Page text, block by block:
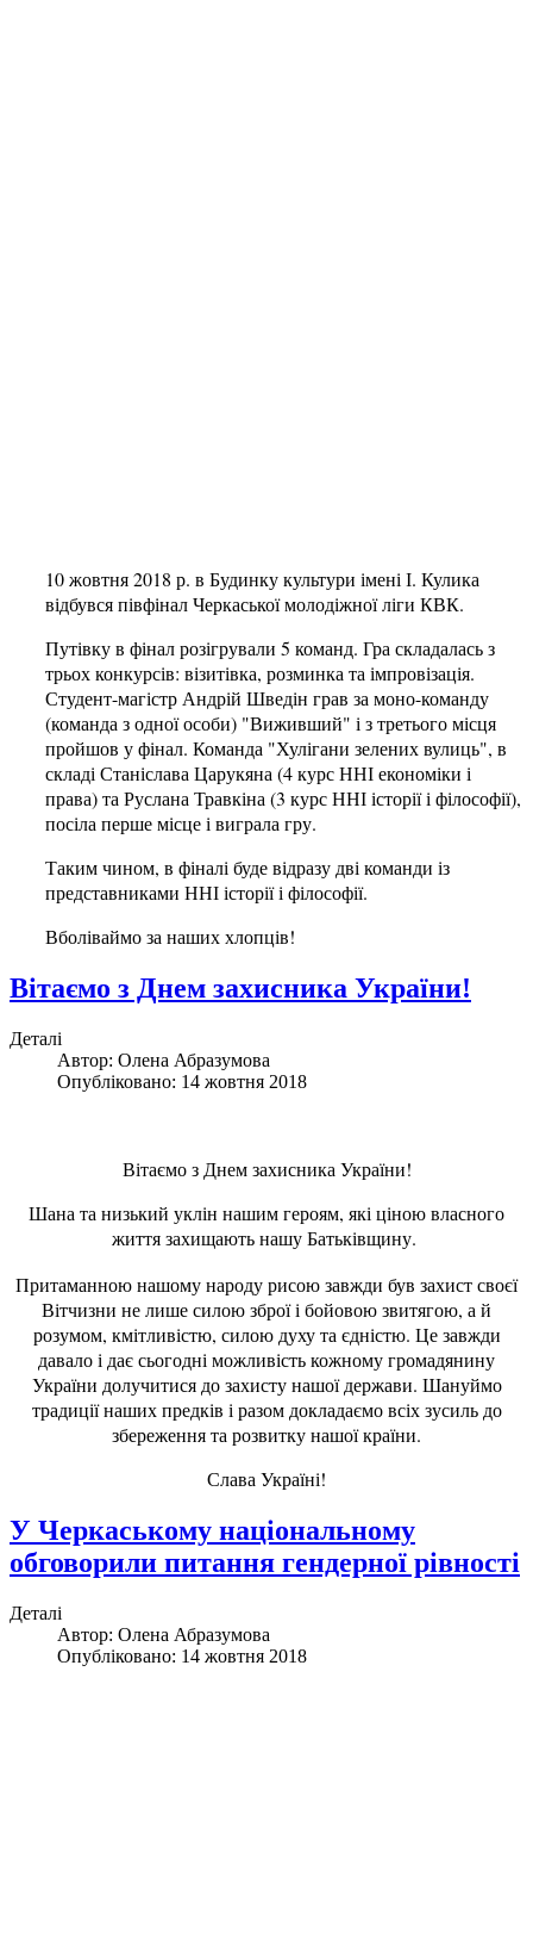
10 жовтня 2018 р. в Будинку культури імені І. Кулика
відбувся півфінал Черкаської молодіжної ліги КВК.
Путівку в фінал розігрували 5 команд. Гра складалась з
трьох конкурсів: візитівка, розминка та імпровізація.
Студент-магістр Андрій Шведін грав за моно-команду
(команда з одної особи) "Виживший" і з третього місця
пройшов у фінал. Команда "Хулігани зелених вулиць", в
складі Станіслава Царукяна (4 курс ННІ економіки і
права) та Руслана Травкіна (3 курс ННІ історії і філософії),
посіла перше місце і виграла гру.
Таким чином, в фіналі буде відразу дві команди із
представниками ННІ історії і філософії.
Вболіваймо за наших хлопців!
Вітаємо з Днем захисника України!
Деталі
Автор: Олена Абразумова
Опубліковано: 14 жовтня 2018
Вітаємо з Днем захисника України!
Шана та низький уклін нашим героям, які ціною власного
життя захищають нашу Батьківщину.
Притаманною нашому народу рисою завжди був захист своєї
Вітчизни не лише силою зброї і бойовою звитягою, а й
розумом, кмітливістю, силою духу та єдністю. Це завжди
давало і дає сьогодні можливість кожному громадянину
України долучитися до захисту нашої держави. Шануймо
традиції наших предків і разом докладаємо всіх зусиль до
збереження та розвитку нашої країни.
Слава Україні!
У Черкаському національному
обговорили питання гендерної рівності
Деталі
Автор: Олена Абразумова
Опубліковано: 14 жовтня 2018